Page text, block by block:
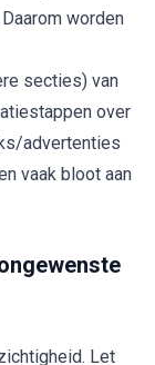
worden
secties) van
over
advertenties
vaak bloot aan
Let